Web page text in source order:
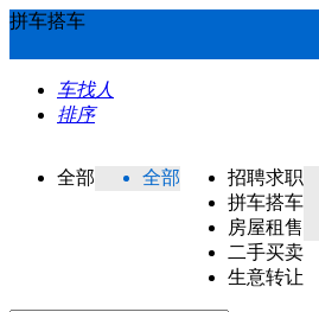
拼车搭车
车找人
排序
全部 全部
招聘求职
拼车搭车
房屋租售
二手买卖
生意转让